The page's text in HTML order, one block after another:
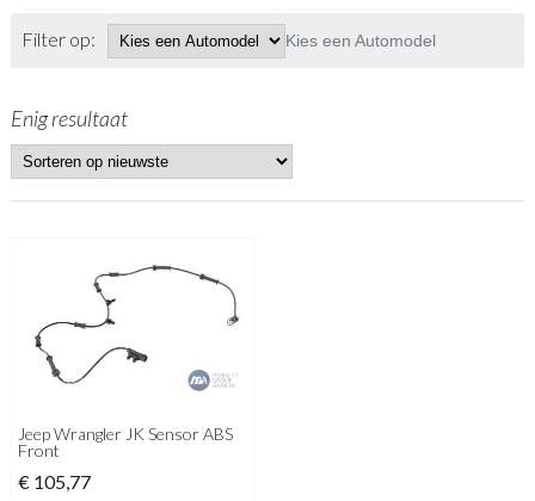
Filter op: Kies een Automodel
Enig resultaat
Jeep Wrangler JK Sensor ABS
Front
€ 105,77